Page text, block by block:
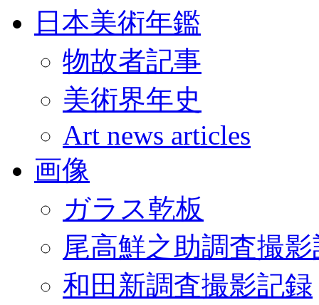
日本美術年鑑
物故者記事
美術界年史
Art news articles
画像
ガラス乾板
尾高鮮之助調査撮
和田新調査撮影記録